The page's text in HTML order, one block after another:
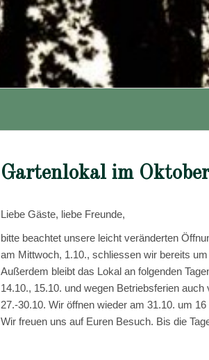
Gartenlokal im Oktober
Liebe Gäste, liebe Freunde,
bitte beachtet unsere leicht veränderten
am Mittwoch, 1.10., schliessen wir bereits um
Außerdem bleibt das Lokal an folgenden
14.10., 15.10. und wegen Betriebsferien
27.-30.10. Wir öffnen wieder am 31.10. um 16
Wir freuen uns auf Euren Besuch. Bis die